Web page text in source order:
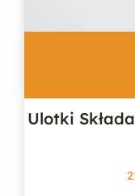
Ulotki